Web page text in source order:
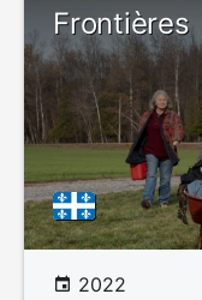
Frontières
2022